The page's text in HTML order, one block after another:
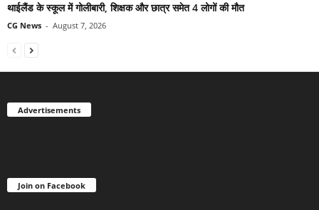
थाईलैंड के स्कूल में गोलीबारी, शिक्षक और छात्र समेत 4 लोगों की मौत
CG News - August 7, 2026
Advertisements
Join on Facebook